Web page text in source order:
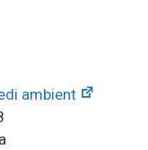
ambient